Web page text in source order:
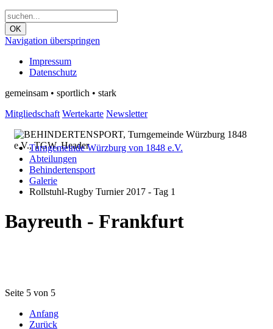
OK
Navigation überspringen
Impressum
Datenschutz
gemeinsam • sportlich • stark
Mitgliedschaft Wertekarte Newsletter
Turngemeinde Würzburg von 1848 e.V.
Abteilungen
Behindertensport
Galerie
Rollstuhl-Rugby Turnier 2017 - Tag 1
Bayreuth - Frankfurt
Seite 5 von 5
Anfang
Zurück